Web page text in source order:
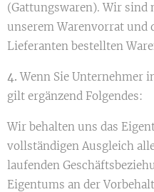
(Gattungswaren). Wir sind
unserem Warenvorrat und
Lieferanten bestellten
4. Wenn Sie Unternehmer
gilt ergänzend Folgendes:
Wir behalten uns das
vollständigen Ausgleich
laufenden
Eigentums an der